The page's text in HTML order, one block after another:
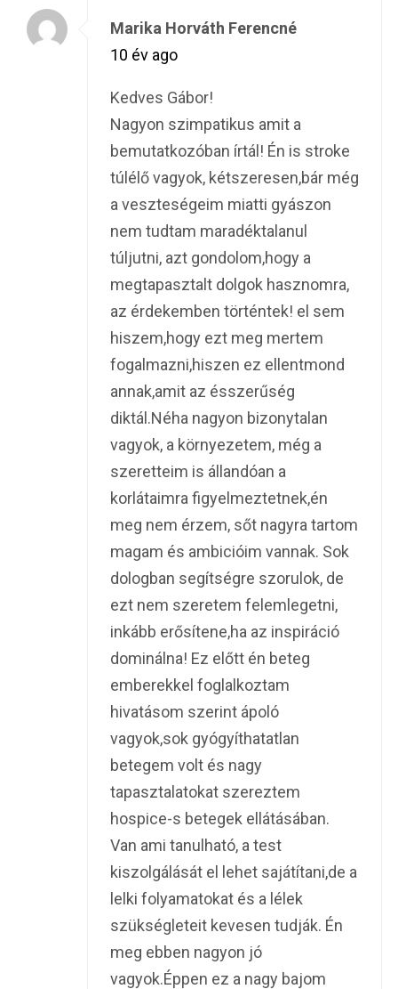
Marika Horváth Ferencné
10 év ago
Kedves Gábor!
Nagyon szimpatikus amit a
bemutatkozóban írtál! Én is stroke
túlélő vagyok, kétszeresen,bár még
a veszteségeim miatti gyászon
nem tudtam maradéktalanul
túljutni, azt gondolom,hogy a
megtapasztalt dolgok hasznomra,
az érdekemben történtek! el sem
hiszem,hogy ezt meg mertem
fogalmazni,hiszen ez ellentmond
annak,amit az ésszerűség
diktál.Néha nagyon bizonytalan
vagyok, a környezetem, még a
szeretteim is állandóan a
korlátaimra figyelmeztetnek,én
meg nem érzem, sőt nagyra tartom
magam és ambicióim vannak. Sok
dologban segítségre szorulok, de
ezt nem szeretem felemlegetni,
inkább erősítene,ha az inspiráció
dominálna! Ez előtt én beteg
emberekkel foglalkoztam
hivatásom szerint ápoló
vagyok,sok gyógyíthatatlan
betegem volt és nagy
tapasztalatokat szereztem
hospice-s betegek ellátásában.
Van ami tanulható, a test
kiszolgálását el lehet sajátítani,de a
lelki folyamatokat és a lélek
szükségleteit kevesen tudják. Én
meg ebben nagyon jó
vagyok.Éppen ez a nagy bajom